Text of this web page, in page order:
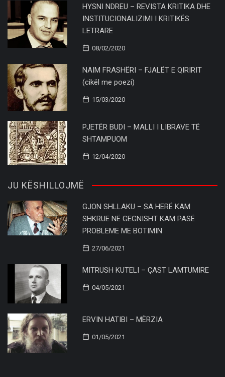
HYSNI NDREU – REVISTA KRITIKA DHE
INSTITUCIONALIZIMI I KRITIKËS
LETRARE
08/02/2020
NAIM FRASHËRI – FJALËT E QIRIRIT
(cikël me poezi)
15/03/2020
PJETËR BUDI – MALLI I LIBRAVE TË
SHTAMPUOM
12/04/2020
JU KËSHILLOJMË
GJON SHLLAKU – SA HERË KAM
SHKRUE NË GEGNISHT KAM PASË
PROBLEME ME BOTIMIN
27/06/2021
MITRUSH KUTELI – ÇAST LAMTUMIRE
04/05/2021
ERVIN HATIBI – MËRZIA
01/05/2021